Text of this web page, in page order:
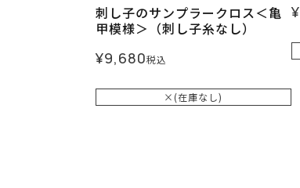
刺し子のサンプラークロス＜亀
甲模様＞（刺し子糸なし）
¥9,680税込
×(在庫なし)
¥